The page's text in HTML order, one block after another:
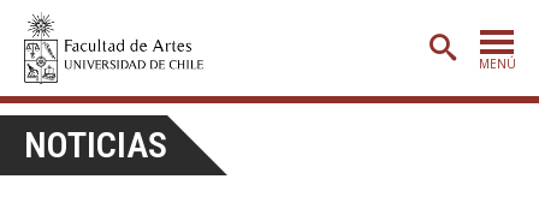
MENÚ
ADMISIÓN
NOTICIAS